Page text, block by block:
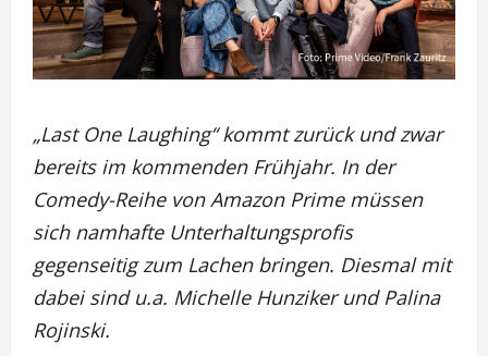
„Last One Laughing“ kommt zurück und zwar
bereits im kommenden Frühjahr. In der
Comedy-Reihe von Amazon Prime müssen
sich namhafte Unterhaltungsprofis
gegenseitig zum Lachen bringen. Diesmal mit
dabei sind u.a. Michelle Hunziker und Palina
Rojinski.